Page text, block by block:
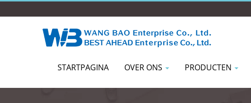
STARTPAGINA OVER ONS PRODUCTEN